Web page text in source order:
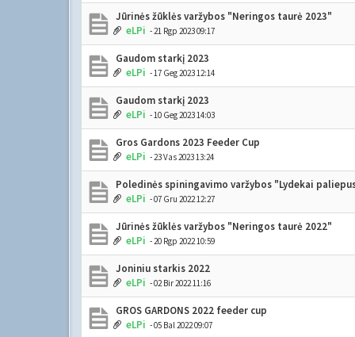
Jūrinės žūklės varžybos "Neringos taurė 2023"
eLPi - 21 Rgp 2023 09:17
Gaudom starkį 2023
eLPi - 17 Geg 2023 12:14
Gaudom starkį 2023
eLPi - 10 Geg 2023 14:03
Gros Gardons 2023 Feeder Cup
eLPi - 23 Vas 2023 13:24
Poledinės spiningavimo varžybos "Lydekai
eLPi - 07 Gru 2022 12:27
Jūrinės žūklės varžybos "Neringos taurė 2022"
eLPi - 20 Rgp 2022 10:59
Joniniu starkis 2022
eLPi - 02 Bir 2022 11:16
GROS GARDONS 2022 feeder cup
eLPi - 05 Bal 2022 09:07